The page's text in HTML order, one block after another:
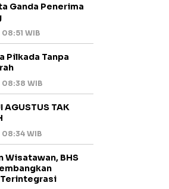
Ganda Penerima
WIB
Pilkada Tanpa
WIB
AGUSTUS TAK
WIB
Wisatawan, BHS